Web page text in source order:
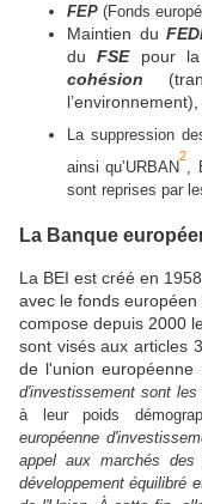
FEP (Fonds
Maintien du
duFSEpour la
cohésion
La suppression
ainsi qu’URBAN
2
,
sont reprises par
La Banque
La BEI est créé en
avec le fonds
compose depuis 2000
sont visés aux articles
de l'union
d'investissement sont les
à leur poids
européenne
appel aux marchés
développement équilibré